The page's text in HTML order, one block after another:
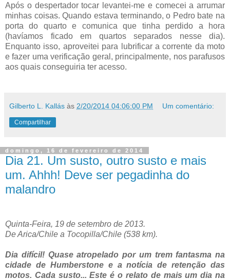
Após o despertador tocar levantei-me e comecei a arrumar
minhas coisas. Quando estava terminando, o Pedro bate na
porta do quarto e comunica que tinha perdido a hora
(havíamos ficado em quartos separados nesse dia).
Enquanto isso, aproveitei para lubrificar a corrente da moto
e fazer uma verificação geral, principalmente, nos parafusos
aos quais conseguiria ter acesso.
Gilberto L. Kallás às 2/20/2014 04:06:00 PM Um comentário:
Compartilhar
domingo, 16 de fevereiro de 2014
Dia 21. Um susto, outro susto e mais
um. Ahhh! Deve ser pegadinha do
malandro
Quinta-Feira, 19 de setembro de 2013.
De Arica/Chile a Tocopilla/Chile (538 km).
Dia difícil! Quase atropelado por um trem fantasma na
cidade de Humberstone e a notícia de retenção das
motos. Cada susto... Este é o relato de mais um dia na